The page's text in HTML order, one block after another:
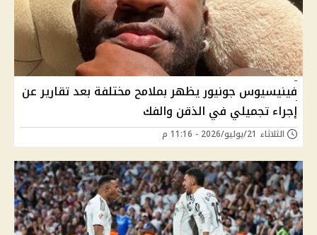
فينيسيوس جونيور يظهر بملامح مختلفة بعد تقارير عن
إجراء تجميلي في الذقن والفك
الثلاثاء 21/يوليو/2026 - 11:16 م